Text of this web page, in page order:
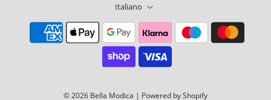
Italiano
© 2026 Bella Modica | Powered by Shopify